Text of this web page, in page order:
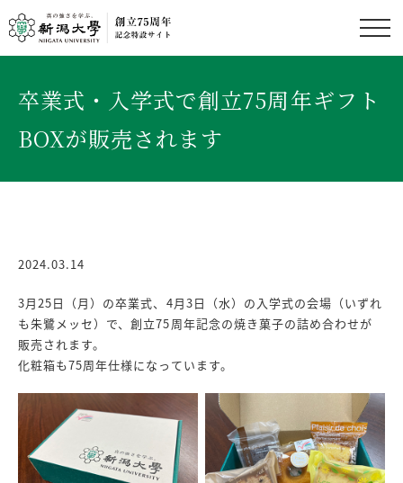
卒業式・入学式で創立75周年ギフト
BOXが販売されます
2024.03.14
3月25日（月）の卒業式、4月3日（水）の入学式の会場（いずれ
も朱鷺メッセ）で、創立75周年記念の焼き菓子の詰め合わせが
販売されます。
化粧箱も75周年仕様になっています。